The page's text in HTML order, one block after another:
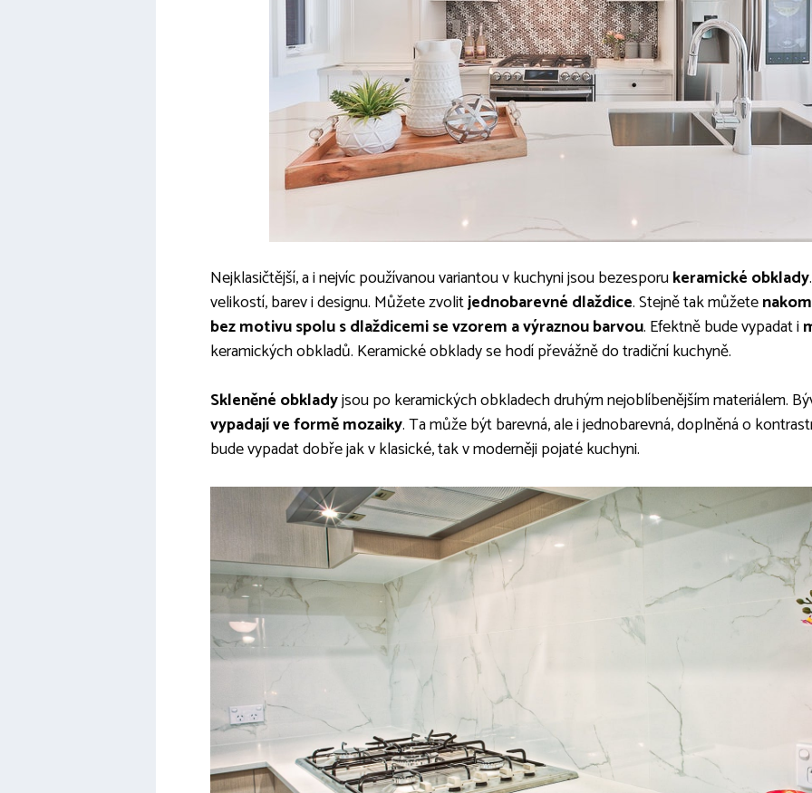
Nejklasičtější, a i nejvíc používanou variantou v kuchyni jsou bezesporukeramické obklady
velikostí, barev i designu. Můžete zvolitjednobarevné dlaždice. Stejně tak můžete
bez motivu spolu s dlaždicemi se vzorem a výraznou barvou. Efektně bude vypadat i
keramických obkladů. Keramické obklady se hodí převážně do tradiční kuchyně.
Skleněné obkladyjsou po keramických obkladech druhým nejoblíbenějším materiálem.
vypadají ve formě mozaiky. Ta může být barevná, ale i jednobarevná, doplněná o
bude vypadat dobře jak v klasické, tak v moderněji pojaté kuchyni.